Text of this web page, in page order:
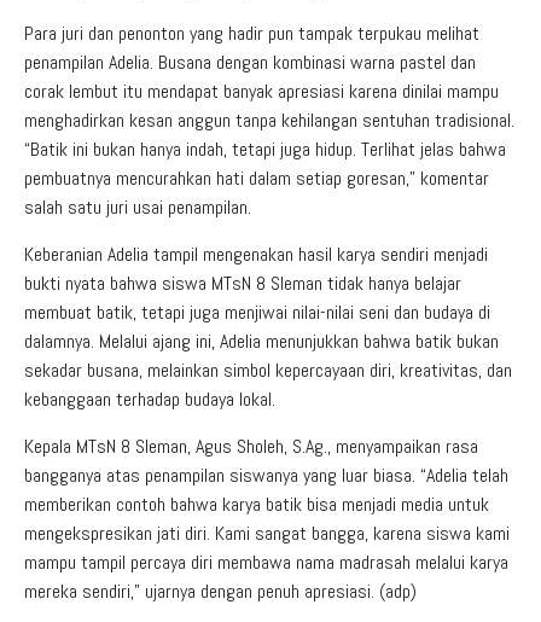
Para juri dan penonton yang hadir pun tampak terpukau melihat
penampilan Adelia. Busana dengan kombinasi warna pastel dan
corak lembut itu mendapat banyak apresiasi karena dinilai mampu
menghadirkan kesan anggun tanpa kehilangan sentuhan tradisional.
“Batik ini bukan hanya indah, tetapi juga hidup. Terlihat jelas bahwa
pembuatnya mencurahkan hati dalam setiap goresan,” komentar
salah satu juri usai penampilan.
Keberanian Adelia tampil mengenakan hasil karya sendiri menjadi
bukti nyata bahwa siswa MTsN 8 Sleman tidak hanya belajar
membuat batik, tetapi juga menjiwai nilai-nilai seni dan budaya di
dalamnya. Melalui ajang ini, Adelia menunjukkan bahwa batik bukan
sekadar busana, melainkan simbol kepercayaan diri, kreativitas, dan
kebanggaan terhadap budaya lokal.
Kepala MTsN 8 Sleman, Agus Sholeh, S.Ag., menyampaikan rasa
bangganya atas penampilan siswanya yang luar biasa. “Adelia telah
memberikan contoh bahwa karya batik bisa menjadi media untuk
mengekspresikan jati diri. Kami sangat bangga, karena siswa kami
mampu tampil percaya diri membawa nama madrasah melalui karya
mereka sendiri,” ujarnya dengan penuh apresiasi. (adp)